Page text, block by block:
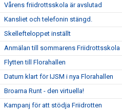
Vårens friidrottsskola är avslutad
Kansliet och telefonin stängd.
Skellefteloppet inställt
Anmälan till sommarens Friidrottsskola
Flytten till Florahallen
Datum klart för IJSM i nya Florahallen
Broarna Runt - den virtuella!
Kampanj för att stödja Friidrotten